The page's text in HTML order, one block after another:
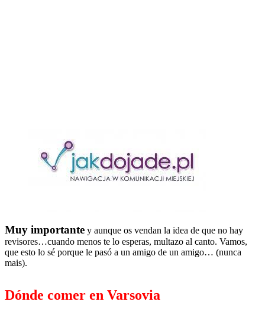
Muy importante y aunque os vendan la idea de que no hay
revisores…cuando menos te lo esperas, multazo al canto. Vamos,
que esto lo sé porque le pasó a un amigo de un amigo… (nunca
mais).
Dónde comer en Varsovia